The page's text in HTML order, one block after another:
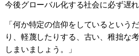
今後グローバル化する社会に必ず遅
「何か特定の信仰をしているという
り、軽蔑したりする、古い、稚拙な
しまいましょう。」